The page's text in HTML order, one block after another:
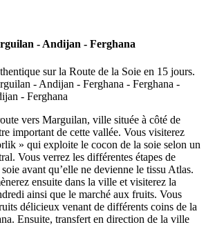
- Andijan - Ferghana
vers Marguilan, ville située à côté de
important de cette vallée. Vous visiterez
» qui exploite le cocon de la soie selon un
Vous verrez les différentes étapes de
avant qu’elle ne devienne le tissu Atlas.
ensuite dans la ville et visiterez la
ainsi que le marché aux fruits. Vous
délicieux venant de différents coins de la
Ensuite, transfert en direction de la ville